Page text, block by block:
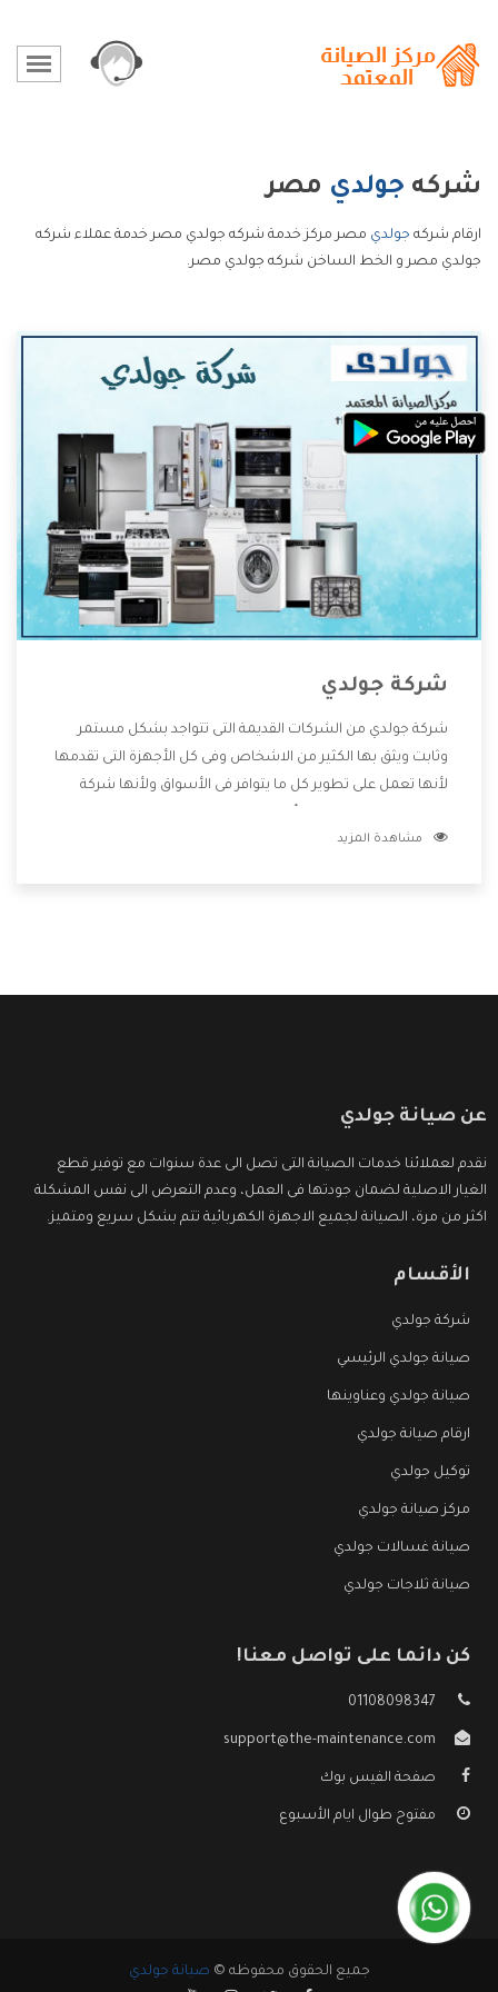
شركه جولدي مصر
ارقام شركه جولدي مصر مركز خدمة شركه جولدي مصر خدمة عملاء شركه
جولدي مصر و الخط الساخن شركه جولدي مصر.
شركة جولدي
شركة جولدي من الشركات القديمة التى تتواجد بشكل مستمر
وثابت ويثق بها الكثير من الاشخاص وفى كل الأجهزة التى تقدمها
لأنها تعمل على تطوير كل ما يتوافر فى الأسواق ولأنها شركة
وتقدم للعملاء أقوى العروض والخصومات التى تسهل على
مشاهدة المزيد
عن صيانة جولدي
نقدم لعملائنا خدمات الصيانة التى تصل الى عدة سنوات مع توفير قطع
الغيار الاصلية لضمان جودتها فى العمل، وعدم التعرض الى نفس المشكلة
اكثر من مرة، الصيانة لجميع الاجهزة الكهربائية تتم بشكل سريع ومتميز.
الأقسام
شركة جولدي
صيانة جولدي الرئيسي
صيانة جولدي وعناوينها
ارقام صيانة جولدي
توكيل جولدي
مركز صيانة جولدي
صيانة غسالات جولدي
صيانة ثلاجات جولدي
كن دائما على تواصل معنا!
01108098347
support@the-maintenance.com
صفحة الفيس بوك
مفتوح طوال ايام الأسبوع
جميع الحقوق محفوظه © صيانة جولدي